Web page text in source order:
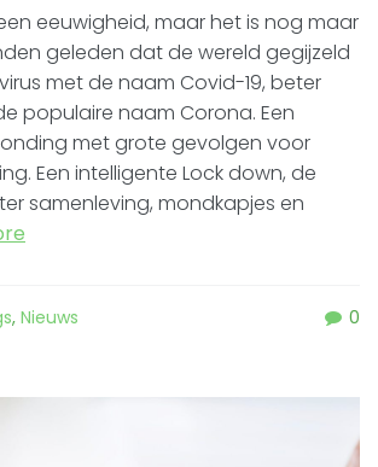
eeuwigheid, maar het is nog maar
geleden dat de wereld gegijzeld
met de naam Covid-19, beter
populaire naam Corona. Een
met grote gevolgen voor
Een intelligente Lock down, de
samenleving, mondkapjes en
, Nieuws 0